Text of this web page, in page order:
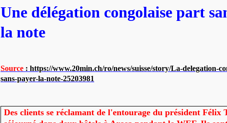
Une délégation congolaise part
la note
Source : https://www.20min.ch/ro/news/suisse/story/La-delegation-
sans-payer-la-note-25203981
Des clients se réclamant de l'entourage du président Félix